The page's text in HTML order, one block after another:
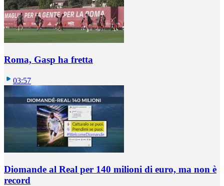
Roma, Gasp ha fretta
03:57
Diomande al Real per 140 milioni di euro, ma non è
record